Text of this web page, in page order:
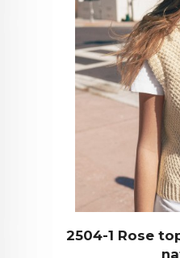
2504-1 Rose